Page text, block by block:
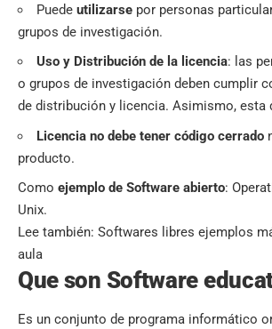
Puede utilizarse por personas
grupos de investigación.
Uso y Distribución de la licencia: las
o grupos de investigación deben cumplir
de distribución y licencia. Asimismo, esta
Licencia no debe tener código cerrado
producto.
Como ejemplo de Software abierto:
Unix.
Lee también: Softwares libres ejemplos
aula
Que son Software
Es un conjunto de programa informático